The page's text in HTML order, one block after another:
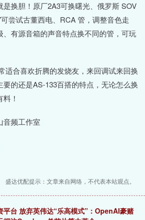
是换胆！原厂2A3可换曙光、俄罗斯 SOV
尝试古董西电、RCA 管，调整音色走
、有源音箱的声音特点换不同的管，可玩
适合喜欢折腾的发烧友，来回调试来回换
的还是AS-133百搭的特点，无论怎么换
！
音频工作室
盛达优配提示：文章来自网络，不代表本站观点。
平台 放弃英伟达“乐高模式”：OpenAI豪赌